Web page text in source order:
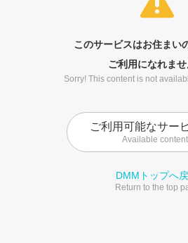
このサービスはお住まい
ご利用になれませ
Sorry! This content is not
ご利用可能なサー
Available
DMMトップへ
Return to the top